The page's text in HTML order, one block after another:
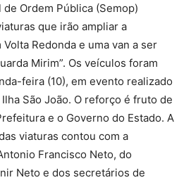
Ordem Pública (Semop)
que irão ampliar a
Redonda e uma van a ser
Mirim”. Os veículos foram
feira (10), em evento realizado
São João. O reforço é fruto de
e o Governo do Estado. A
viaturas contou com a
Francisco Neto, do
Neto e dos secretários de